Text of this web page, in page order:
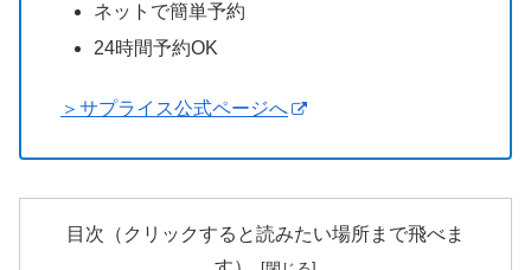
ネットで簡単予約
24時間予約OK
＞サプライス公式ページへ
目次（クリックすると読みたい場所まで飛べま